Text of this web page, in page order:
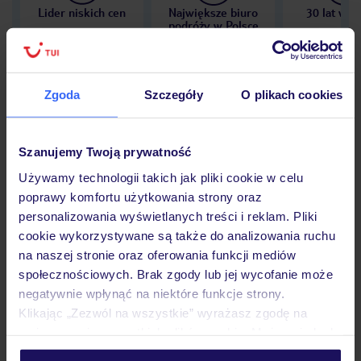
Zgoda Szczegóły O plikach cookies
Szanujemy Twoją prywatność
Używamy technologii takich jak pliki cookie w celu
poprawy komfortu użytkowania strony oraz
personalizowania wyświetlanych treści i reklam. Pliki
cookie wykorzystywane są także do analizowania ruchu
na naszej stronie oraz oferowania funkcji mediów
społecznościowych. Brak zgody lub jej wycofanie może
negatywnie wpłynąć na niektóre funkcje strony.
Klikając „Zezwól na wszystkie” wyrażasz zgodę na
personalizować swój wybór wchodząc w zakładkę
Lider niskich cen
Największe biuro
podróży w Polsce
30 lat w
Opinie
Pokoje
Wyżywienie